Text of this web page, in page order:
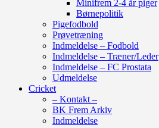
Minifrem 2-4 år piger
Børnepolitik
Pigefodbold
Prøvetræning
Indmeldelse – Fodbold
Indmeldelse – Træner/Leder
Indmeldelse – FC Prostata
Udmeldelse
Cricket
– Kontakt –
BK Frem Arkiv
Indmeldelse